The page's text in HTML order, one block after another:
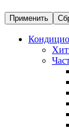
Применить